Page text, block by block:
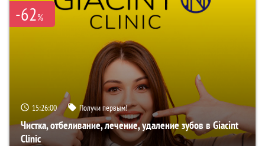
-62%
15:25:59 Получи первым!
Чистка, отбеливание, лечение, удаление зубов в Giacint
Clinic